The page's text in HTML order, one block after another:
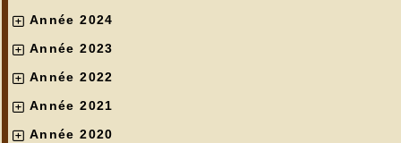
Année 2024
Année 2023
Année 2022
Année 2021
Année 2020